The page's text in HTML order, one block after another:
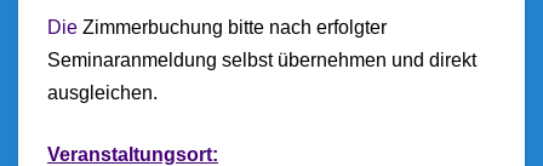
Die Zimmerbuchung bitte nach erfolgter
Seminaranmeldung selbst übernehmen und direkt
ausgleichen.
Veranstaltungsort: